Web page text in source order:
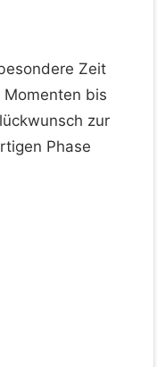
Zeit
bis
zur
Phase